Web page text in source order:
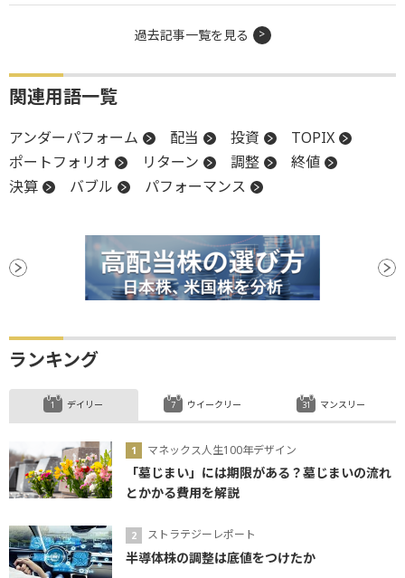
過去記事一覧を見る
関連用語一覧
アンダーパフォーム 配当 投資
TOPIX
ポートフォリオ
リターン 調整
終値
決算
バブル パフォーマンス
ランキング
デイリー
マネックス人生100年デザイン
「墓じまい」には期限がある？墓じまいの流れ
とかかる費用を解説
ストラテジーレポート
半導体株の調整は底値をつけたか
ウイークリー マンスリー